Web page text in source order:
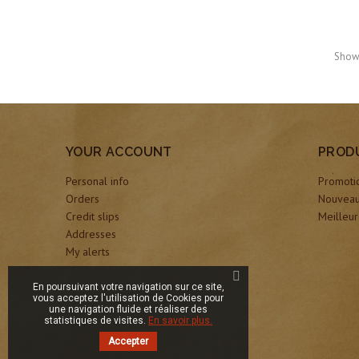
YOUR ACCOUNT
Personal info
Orders
Credit slips
Addresses
My alerts
En poursuivant votre navigation sur ce site,
vous acceptez l'utilisation de Cookies pour
une navigation fluide et réaliser des
statistiques de visites. En savoir plus.
Accepter